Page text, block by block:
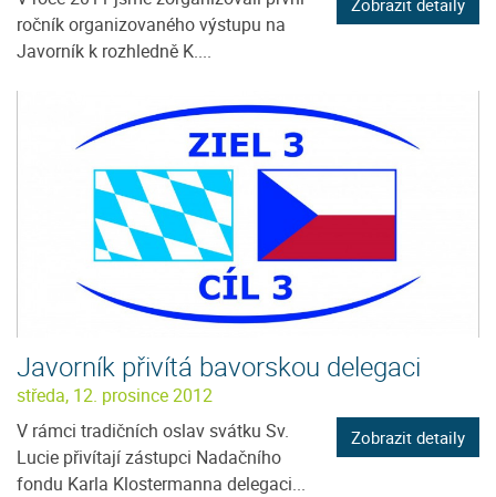
ročník organizovaného výstupu na
Javorník k rozhledně K....
Zobrazit detaily
Javorník přivítá bavorskou delegaci
středa, 12. prosince 2012
V rámci tradičních oslav svátku Sv.
Lucie přivítají zástupci Nadačního
fondu Karla Klostermanna delegaci...
Zobrazit detaily